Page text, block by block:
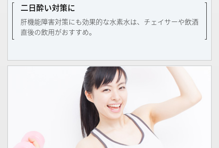
二日酔い対策に
肝機能障害対策にも効果的な水素水は、チェイサーや飲酒
直後の飲用がおすすめ。